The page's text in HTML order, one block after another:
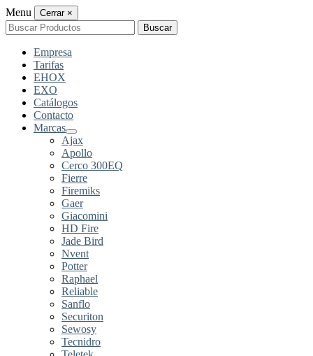
Menu Cerrar ×
Buscar
por:
Buscar
Empresa
Tarifas
EHOX
EXO
Catálogos
Contacto
Marcas
Ajax
Apollo
Cerco 300EQ
Fierre
Firemiks
Gaer
Giacomini
HD Fire
Jade Bird
Nvent
Potter
Raphael
Reliable
Sanflo
Securiton
Sewosy
Tecnidro